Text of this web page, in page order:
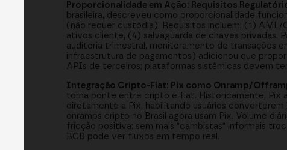
Proporcionalidade em Ação: Requisitos
brasileira, descreveu como proporcionalidade
(não requer custódia). Requisitos incluem: (1)
ativos cliente, (4) salvaguarda de chaves privadas.
auditoria trimestral, monitoramento de transações
infraestrutura de pagamentos) adicionou que
APIs de terceiros; plataformas sistêmicas devem
Integração Cripto-Fiat: Pix como Onramp/
torna ponte entre cripto e fiat. Historicamente, Pix
diretamente a Pix, habilitando usuários
onramps cripto no Brasil agora usam Pix. Volume
fricção positiva: sem mais "cambistas" informais
BCB pode ver fluxos em tempo real.